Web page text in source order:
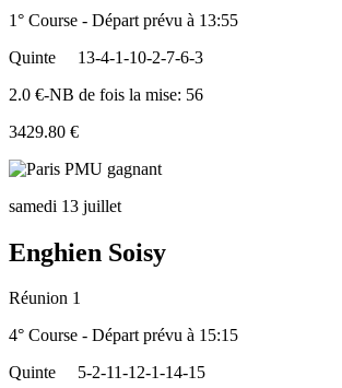
1° Course - Départ prévu à 13:55
Quinte
13-4-1-10-2-7-6-3
2.0 €-NB de fois la mise: 56
3429.80 €
samedi 13 juillet
Enghien Soisy
Réunion 1
4° Course - Départ prévu à 15:15
Quinte
5-2-11-12-1-14-15